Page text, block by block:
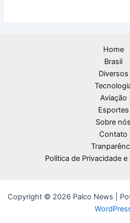
Home
Brasil
Diversos
Aviação
Esportes
Sobre nós
Contato
Política de Privacidade
Copyright © 2026 Palco News |